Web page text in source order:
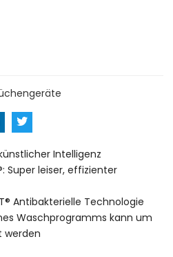
Intelligenz
Super leiser, effizienter
Antibakterielle Technologie
Waschprogramms kann um
werden